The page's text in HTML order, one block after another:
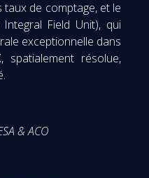
de comptage, et le
Field Unit), qui
exceptionnelle dans
résolue,
& ACO